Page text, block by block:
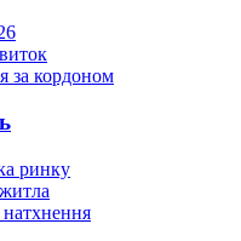
за кордоном
ринку
натхнення